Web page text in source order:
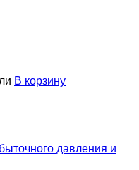
В корзину
давления и